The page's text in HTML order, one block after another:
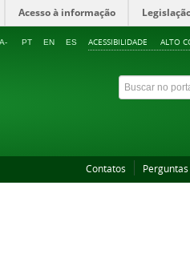
Acesso à informação
ACESSIBILIDADE ALTO
A- PT EN ES
Contatos